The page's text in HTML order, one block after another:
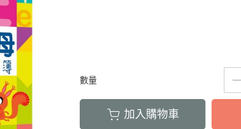
數量
加入購物車